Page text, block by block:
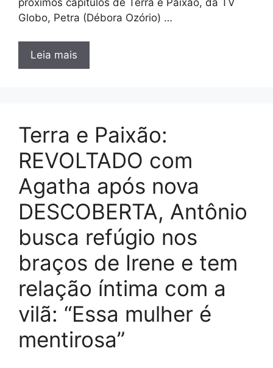
próximos capítulos de Terra e Paixão, da TV
Globo, Petra (Débora Ozório) …
Leia mais
Terra e Paixão:
REVOLTADO com
Agatha após nova
DESCOBERTA, Antônio
busca refúgio nos
braços de Irene e tem
relação íntima com a
vilã: “Essa mulher é
mentirosa”